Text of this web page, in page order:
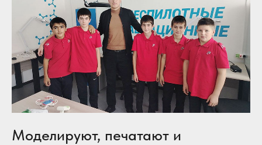
Моделируют, печатают и